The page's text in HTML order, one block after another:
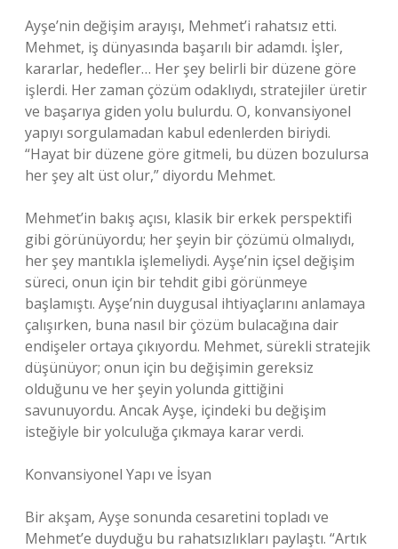
Ayşe’nin değişim arayışı, Mehmet’i rahatsız etti.
Mehmet, iş dünyasında başarılı bir adamdı. İşler,
kararlar, hedefler… Her şey belirli bir düzene göre
işlerdi. Her zaman çözüm odaklıydı, stratejiler üretir
ve başarıya giden yolu bulurdu. O, konvansiyonel
yapıyı sorgulamadan kabul edenlerden biriydi.
“Hayat bir düzene göre gitmeli, bu düzen bozulursa
her şey alt üst olur,” diyordu Mehmet.
Mehmet’in bakış açısı, klasik bir erkek perspektifi
gibi görünüyordu; her şeyin bir çözümü olmalıydı,
her şey mantıkla işlemeliydi. Ayşe’nin içsel değişim
süreci, onun için bir tehdit gibi görünmeye
başlamıştı. Ayşe’nin duygusal ihtiyaçlarını anlamaya
çalışırken, buna nasıl bir çözüm bulacağına dair
endişeler ortaya çıkıyordu. Mehmet, sürekli stratejik
düşünüyor; onun için bu değişimin gereksiz
olduğunu ve her şeyin yolunda gittiğini
savunuyordu. Ancak Ayşe, içindeki bu değişim
isteğiyle bir yolculuğa çıkmaya karar verdi.
Konvansiyonel Yapı ve İsyan
Bir akşam, Ayşe sonunda cesaretini topladı ve
Mehmet’e duyduğu bu rahatsızlıkları paylaştı. “Artık